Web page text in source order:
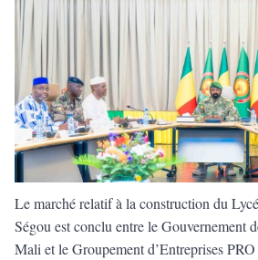
Le marché relatif à la construction du
Ségou est conclu entre le Gouvernement
Mali et le Groupement d’Entreprises